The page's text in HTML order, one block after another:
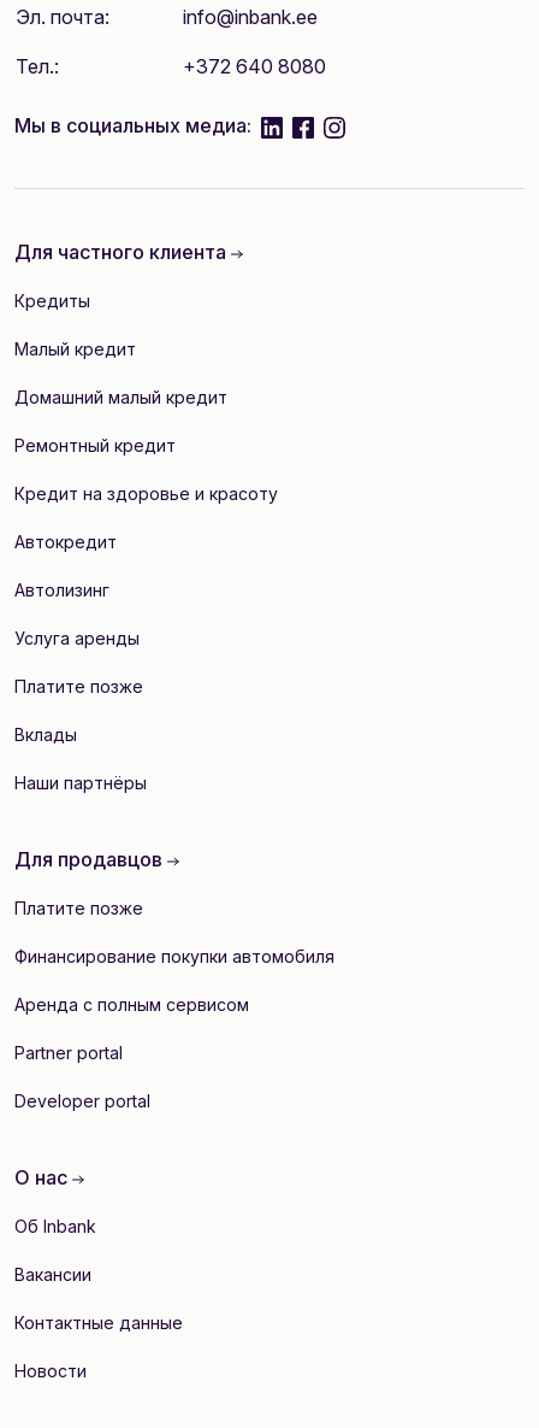
Эл. почта: info@inbank.ee
Тел.: +372 640 8080
Мы в социальных медиа: linkedInfacebook
instagram
Для частного клиента
Кредиты
Малый кредит
Домашний малый кредит
Ремонтный кредит
Кредит на здоровье и красоту
Автокредит
Автолизинг
Услуга аренды
Платите позже
Вклады
Наши партнёры
Для продавцов
Платите позже
Финансирование покупки автомобиля
Аренда с полным сервисом
Partner portal
Developer portal
О нас
Об Inbank
Вакансии
Контактные данные
Новости